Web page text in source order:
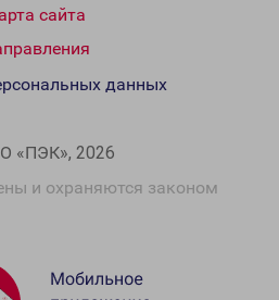
сайта
«ПЭК», 2026
и охраняются законом
данных